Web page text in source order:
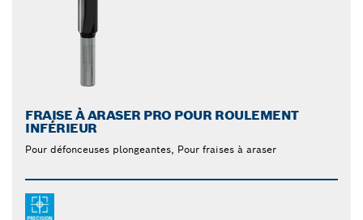
FRAISE À ARASER PRO POUR ROULEMENT
INFÉRIEUR
Pour défonceuses plongeantes, Pour fraises à araser